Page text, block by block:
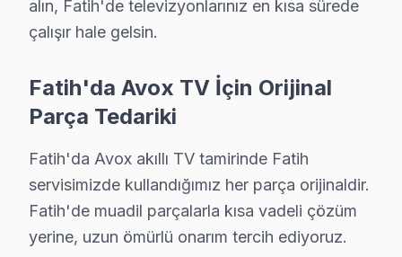
Aksaray'da Avox TV Servisi
Aksaray, tarihi dokusuyla dikkat çeken bir mahalle
Akşemsettin'de Avox TV Servisi
Akşemsettin, dinamik bir yaşam alanı olarak farklı
Alemdar'da Avox TV Servisi
Alemdar Mahallesi, çeşitli sosyo-ekonomik
alın, Fatih'de televizyonlarınız en kısa sürede
çalışır hale gelsin.
Fatih'da Avox TV İçin Orijinal
Parça Tedariki
Fatih'da Avox akıllı TV tamirinde Fatih
servisimizde kullandığımız her parça orijinaldir.
Fatih'de muadil parçalarla kısa vadeli çözüm
yerine, uzun ömürlü onarım tercih ediyoruz.